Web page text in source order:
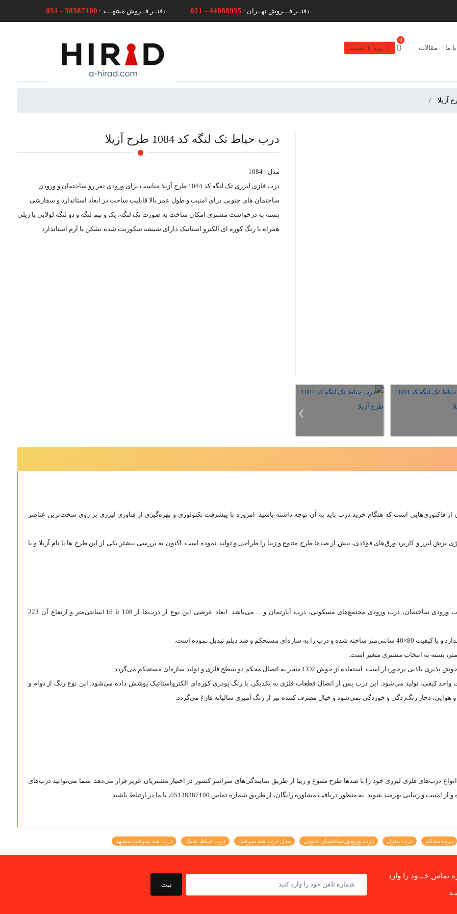
دفتــر فـــروش تهــران : 021 - 44088935 دفتــر فــروش مشهـــد : 051 - 38387100
ما مقالات
0
ورود یا عضویت
‹
درب حیاط تک لنگه کد 1084 طرح آزیلا
مدل : 1084
درب فلزی لیزری تک لنگه کد 1084 طرح آزیلا مناسب برای ورودی نفر رو ساختمان و ورودی
ساختمان های جنوبی درای امنیت و طول عمر بالا قابلیت ساخت در ابعاد استاندارد و سفارشی
بسته به درخواست مشتری امکان ساخت به صورت تک لنگه، یک و نیم لنگه و دو لنگه لولایی یا ریلی
همراه با رنگ کوره ای الکترو استاتیک دارای شیشه سکوریت شده نشکن با آرم استاندارد
است که هنگام خرید درب باید به آن توجه داشته باشید. امروزه با پیشرفت تکنولوزی و بهره‌گیری از فناوری لیزری بر روی سخت‌ترین عناصر
برش لیزر و کاربرد ورق‌های فولادی، بیش از صدها طرح متنوع و زیبا را طراحی و تولید نموده است. اکنون به بررسی بیشتر یکی از این طرح ها با نام آزیلا و با
طرح آزیلا کد 1084 هیراد، جزو درب‌های تک لنگه بوده و مناسب برای درب ورودی ساختمان، درب ورودی مجتمع‌های مسکونی، درب آپارتمان و ... می‌باشد. ابعاد عرضی این نوع از درب‌ها از 108 تا 116سانتی‌متر و ارتفاع آن 223
نظارت واحد کیفی، تولید می‌شود. این درب پس از اتصال قطعات فلزی به یکدیگر، با رنگ پودری کوره‌ای الکترواستاتیک پوشش داده می‌شود. این نوع رنگ از دوام و
دچار زنگ‌زدگی و خوردگی نمی‌شود و خیال مصرف کننده نیز از رنگ آمیزی سالیانه فارغ می‌گردد.
درب‌های فلزی لیزری خود را با صدها طرح متنوع و زیبا از طریق نمایندگی‌های سراسر کشور در اختیار مشتریان عزیز قرار می‌دهد. شما می‌توانید درب‌های
بهرمند شوید. به منظور دریافت مشاوره رایگان، از طریق شماره تماس 05138387100، با ما در ارتباط باشید.
درب محکم درب منزل درب ورودی ساختمان جنوبی مدل درب ضد سرقت درب حیاط شیک درب ضد سرقت مشهد
تماس خـــود را وارد
ثبت